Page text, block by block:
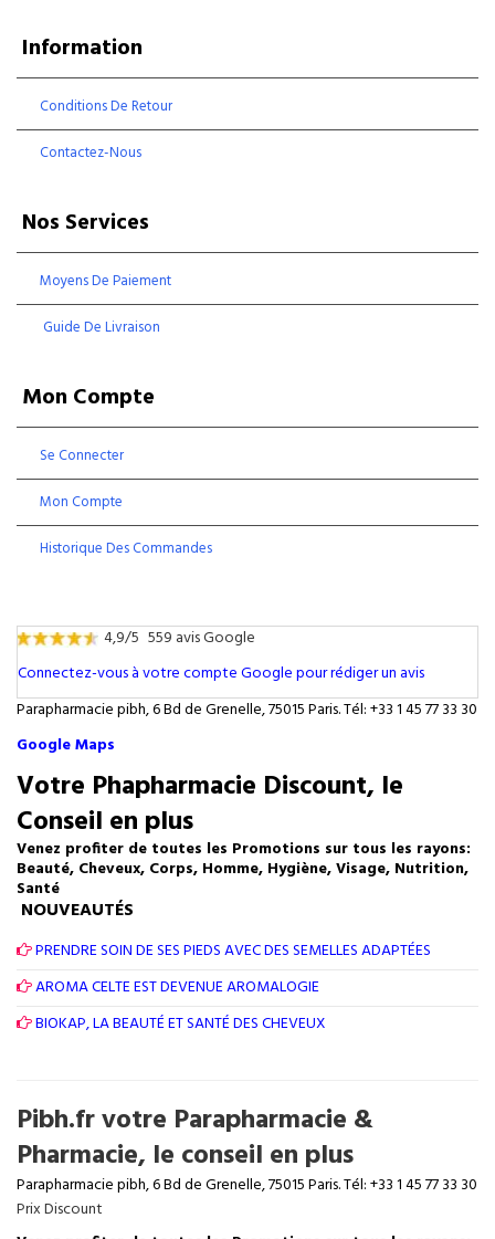
Information
Conditions De Retour
Contactez-Nous
Nos Services
Moyens De Paiement
Guide De Livraison
Mon Compte
Se Connecter
Mon Compte
Historique Des Commandes
4,9/5 559 avis Google
Connectez-vous à votre compte Google pour rédiger un avis
Parapharmacie pibh, 6 Bd de Grenelle, 75015 Paris. Tél: +33 1 45 77 33 30
Google Maps
Votre Phapharmacie Discount, le
Conseil en plus
Venez profiter de toutes les Promotions sur tous les rayons:
Beauté, Cheveux, Corps, Homme, Hygiène, Visage, Nutrition,
Santé
NOUVEAUTÉS
PRENDRE SOIN DE SES PIEDS AVEC DES SEMELLES ADAPTÉES
AROMA CELTE EST DEVENUE AROMALOGIE
BIOKAP, LA BEAUTÉ ET SANTÉ DES CHEVEUX
Pibh.fr votre Parapharmacie &
Pharmacie, le conseil en plus
Parapharmacie pibh, 6 Bd de Grenelle, 75015 Paris. Tél: +33 1 45 77 33 30
Prix Discount